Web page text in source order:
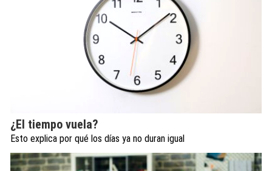
¿El tiempo vuela?
Esto explica por qué los días ya no duran igual